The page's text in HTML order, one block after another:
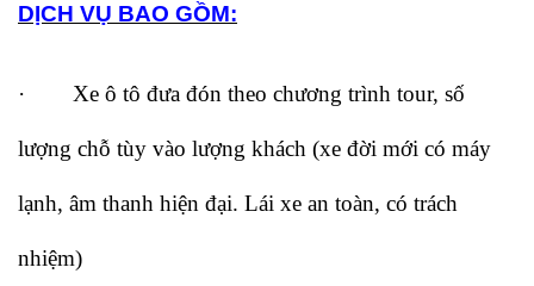
DỊCH VỤ BAO GỒM:
· Xe ô tô đưa đón theo chương trình tour, số
lượng chỗ tùy vào lượng khách (xe đời mới có máy
lạnh, âm thanh hiện đại. Lái xe an toàn, có trách
nhiệm)